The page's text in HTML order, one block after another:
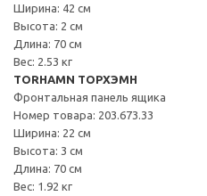
Ширина: 42 см
Высота: 2 см
Длина: 70 см
Вес: 2.53 кг
TORHAMN ТОРХЭМН
Фронтальная панель ящика
Номер товара: 203.673.33
Ширина: 22 см
Высота: 3 см
Длина: 70 см
Вес: 1.92 кг